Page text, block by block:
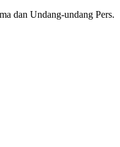
dan Undang-undang Pers.